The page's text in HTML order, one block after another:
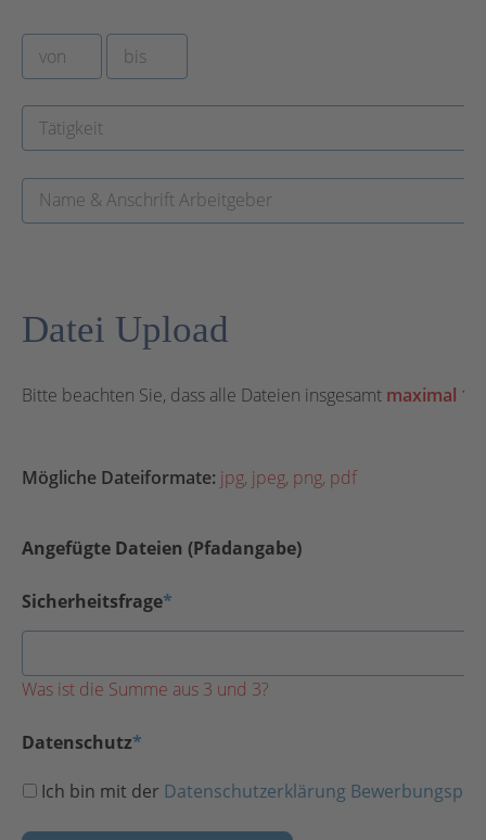
Datei Upload
Bitte beachten Sie, dass alle Dateien insgesamt maximal 15
Mögliche Dateiformate: jpg, jpeg, png, pdf
Angefügte Dateien (Pfadangabe)
Sicherheitsfrage*
Was ist die Summe aus 3 und 3?
Datenschutz*
Ich bin mit der Datenschutzerklärung